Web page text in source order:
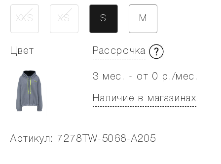
XXS XS S M
Цвет Рассрочка
3 мес. - от 0 р./мес.
Наличие в магазинах
Артикул: 7278TW-5068-A205